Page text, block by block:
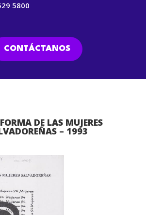
5800
CONTÁCTANOS
DE LAS MUJERES
– 1993